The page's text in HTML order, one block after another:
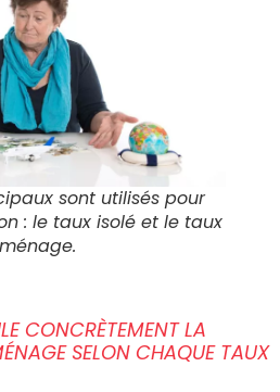
sont utilisés pour
: le taux isolé et le taux
ménage.
CONCRÈTEMENT LA
SELON CHAQUE TAUX